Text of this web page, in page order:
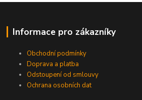
Informace pro zákazníky
Obchodní podmínky
Doprava a platba
Odstoupení od smlouvy
Ochrana osobních dat